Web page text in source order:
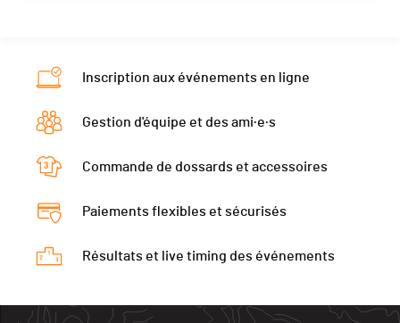
Inscription aux événements en ligne
Gestion d'équipe et des ami·e·s
Commande de dossards et accessoires
Paiements flexibles et sécurisés
Résultats et live timing des événements